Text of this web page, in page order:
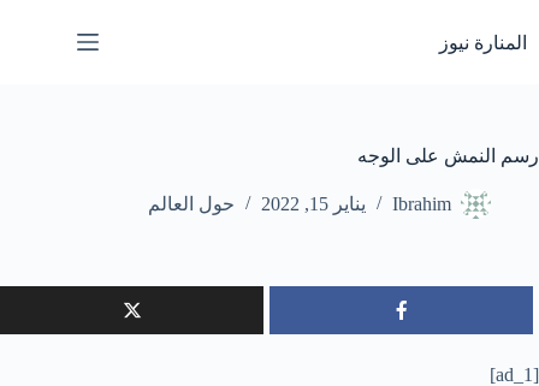
إلى
المحتوى
المنارة نيوز
رسم النمش على الوجه
Ibrahim يناير 15, 2022 حول العالم
[ad_1]